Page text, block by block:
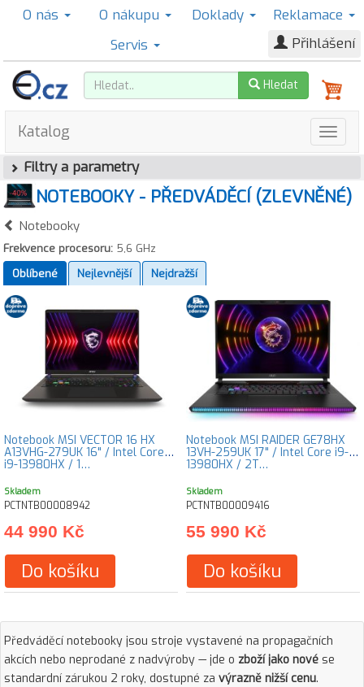
O nás O nákupu Doklady
Reklamace
Servis
Přihlášení
Hledat
Katalog
Filtry a parametry
NOTEBOOKY - PŘEDVÁDĚCÍ (ZLEVNĚNÉ)
Notebooky
Frekvence procesoru: 5,6 GHz
Oblíbené
Nejlevnější Nejdražší
Notebook MSI VECTOR 16 HX
A13VHG-279UK 16" / Intel Core
i9-13980HX / 1…
Skladem
PCTNTB00008942
44 990 Kč
Do košíku
Notebook MSI RAIDER GE78HX
13VH-259UK 17" / Intel Core i9-
13980HX / 2T…
Skladem
PCTNTB00009416
55 990 Kč
Do košíku
Předváděcí notebooky jsou stroje vystavené na propagačních
akcích nebo neprodané z nadvýroby — jde o zboží jako nové se
standardní zárukou 2 roky, dostupné za výrazně nižší cenu.